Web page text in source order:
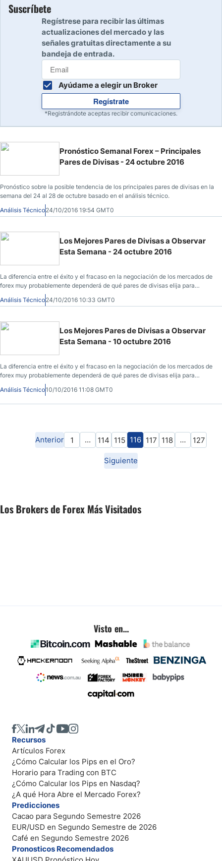
Suscríbete
Regístrese para recibir las últimas
actualizaciones del mercado y las
señales gratuitas directamente a su
bandeja de entrada.
Ayúdame a elegir un Broker
Regístrate
*Registrándote aceptas recibir comunicaciones.
Pronóstico Semanal Forex – Principales
Pares de Divisas - 24 octubre 2016
Pronóstico sobre la posible tendencia de los principales pares de divisas en la
semana del 24 al 28 de octubre basado en el análisis técnico.
Análisis Técnico24/10/2016 19:54 GMT0
Los Mejores Pares de Divisas a Observar
Esta Semana - 24 octubre 2016
La diferencia entre el éxito y el fracaso en la negociación de los mercados de
forex muy probablemente dependerá de qué pares de divisas elija para
negociar cada semana y no de los métodos de trading exactos que podría
utilizar para determinar las entradas y salidas del mercado.
Análisis Técnico24/10/2016 10:33 GMT0
Los Mejores Pares de Divisas a Observar
Esta Semana - 10 octubre 2016
La diferencia entre el éxito y el fracaso en la negociación de los mercados de
forex muy probablemente dependerá de qué pares de divisas elija para
negociar cada semana y no de los métodos de trading exactos que podría
utilizar para determinar las entradas y salidas del mercado.
Análisis Técnico10/10/2016 11:08 GMT0
Anterior 1 … 114 115 116 117 118 … 127
Siguiente
Los Brokers de Forex Más Visitados
Visto en...
Recursos
Artículos Forex
¿Cómo Calcular los Pips en el Oro?
Horario para Trading con BTC
¿Cómo Calcular los Pips en Nasdaq?
¿A qué Hora Abre el Mercado Forex?
Predicciones
Cacao para Segundo Semestre 2026
EUR/USD en Segundo Semestre de 2026
Café en Segundo Semestre 2026
Pronosticos Recomendados